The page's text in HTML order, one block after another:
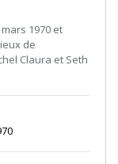
1970 et
de
Claura et Seth